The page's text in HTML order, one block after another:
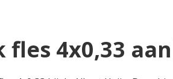
fles 4x0,33